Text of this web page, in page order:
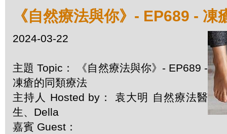
《自然療法與你》- EP689 - 凍
2024-03-22
主題 Topic： 《自然療法與你》- EP689 -
凍瘡的同類療法
主持人 Hosted by： 袁大明 自然療法醫
生、Della
嘉賓 Guest：